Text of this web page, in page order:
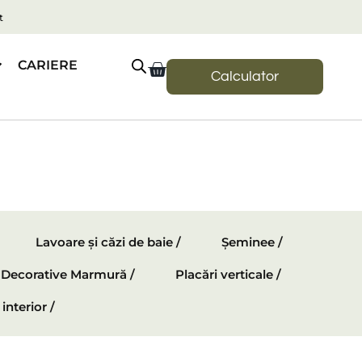
CARIERE
Calculator
Lavoare și căzi de baie / Șeminee /
Marmură / Placări verticale /
/